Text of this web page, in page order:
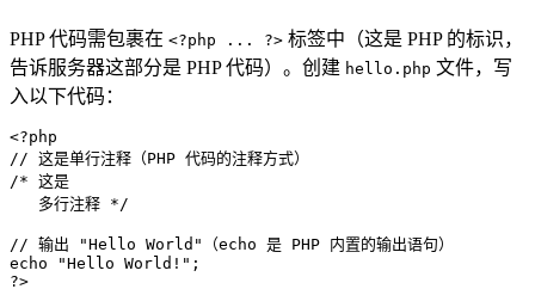
PHP 代码需包裹在 <?php ... ?> 标签中（这是 PHP 的标识，
告诉服务器这部分是 PHP 代码）。创建 hello.php 文件，写
入以下代码：
<?php
// 这是单行注释（PHP 代码的注释方式）
/* 这是
   多行注释 */
// 输出 "Hello World"（echo 是 PHP 内置的输出语句）
echo
"Hello World!"
?>